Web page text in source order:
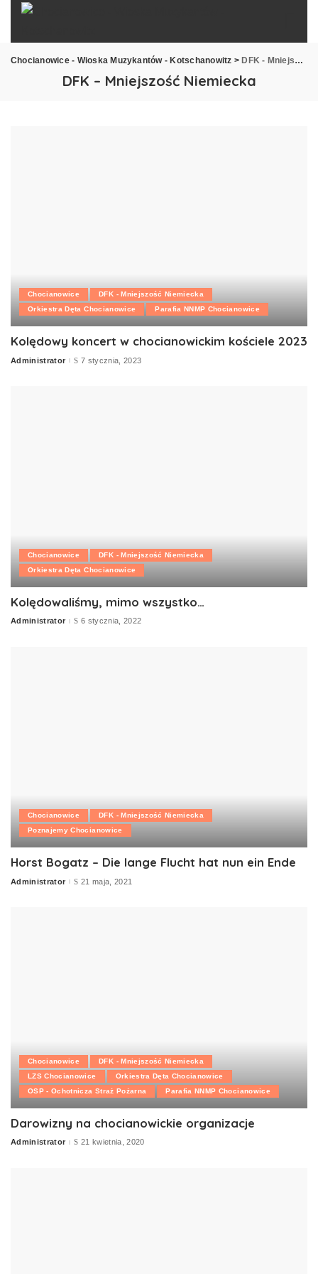
Chocianowice - Wioska Muzykantów - Kotschanowitz > DFK - Mniejszość Niemiecka
DFK – Mniejszość Niemiecka
Chocianowice
DFK - Mniejszość Niemiecka
Orkiestra Dęta Chocianowice
Parafia NNMP Chocianowice
Kolędowy koncert w chocianowickim kościele 2023
Posted
Administrator 7 stycznia, 2023
Chocianowice
DFK - Mniejszość Niemiecka
Orkiestra Dęta Chocianowice
Kolędowaliśmy, mimo wszystko…
Posted
Administrator 6 stycznia, 2022
Chocianowice
DFK - Mniejszość Niemiecka
Poznajemy Chocianowice
Horst Bogatz – Die lange Flucht hat nun ein Ende
Posted
Administrator 21 maja, 2021
Chocianowice
DFK - Mniejszość Niemiecka
LZS Chocianowice
Orkiestra Dęta Chocianowice
OSP - Ochotnicza Straż Pożarna
Parafia NNMP Chocianowice
Darowizny na chocianowickie organizacje
Posted
Administrator 21 kwietnia, 2020